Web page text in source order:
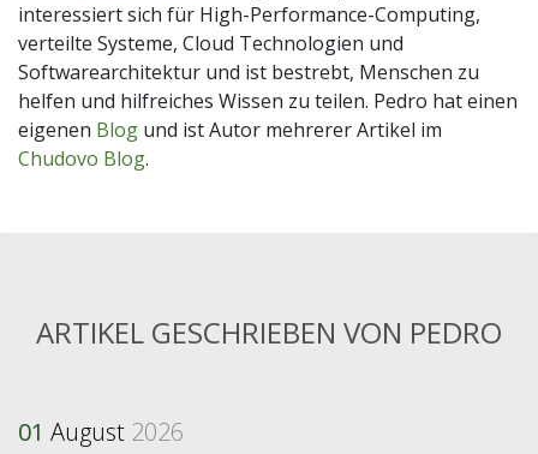
interessiert sich für High-Performance-Computing,
verteilte Systeme, Cloud Technologien und
Softwarearchitektur und ist bestrebt, Menschen zu
helfen und hilfreiches Wissen zu teilen. Pedro hat einen
eigenen Blog und ist Autor mehrerer Artikel im
Chudovo Blog.
ARTIKEL GESCHRIEBEN VON PEDRO
01 August 2026